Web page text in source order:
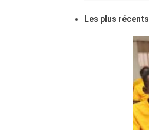
Les plus récents